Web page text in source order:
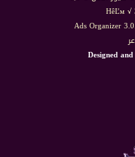
HêĽм √
Ads Organizer
Designed